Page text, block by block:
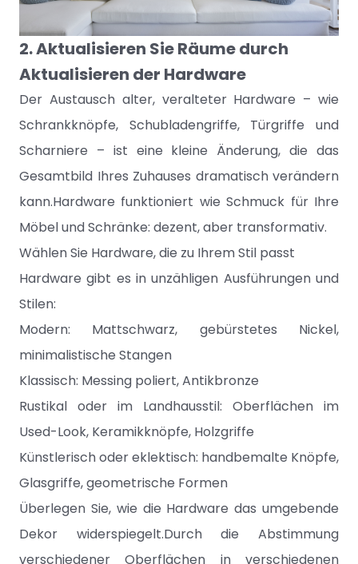
2. Aktualisieren Sie Räume durch
Aktualisieren der Hardware
Der Austausch alter, veralteter Hardware – wie
Schrankknöpfe, Schubladengriffe, Türgriffe und
Scharniere – ist eine kleine Änderung, die das
Gesamtbild Ihres Zuhauses dramatisch verändern
kann.Hardware funktioniert wie Schmuck für Ihre
Möbel und Schränke: dezent, aber transformativ.
Wählen Sie Hardware, die zu Ihrem Stil passt
Hardware gibt es in unzähligen Ausführungen und
Stilen:
Modern: Mattschwarz, gebürstetes Nickel,
minimalistische Stangen
Klassisch: Messing poliert, Antikbronze
Rustikal oder im Landhausstil: Oberflächen im
Used-Look, Keramikknöpfe, Holzgriffe
Künstlerisch oder eklektisch: handbemalte Knöpfe,
Glasgriffe, geometrische Formen
Überlegen Sie, wie die Hardware das umgebende
Dekor widerspiegelt.Durch die Abstimmung
verschiedener Oberflächen in verschiedenen